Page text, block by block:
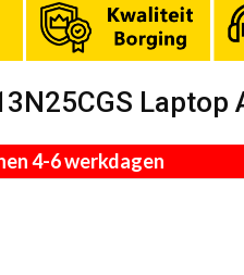
Laptop
4-6 werkdagen